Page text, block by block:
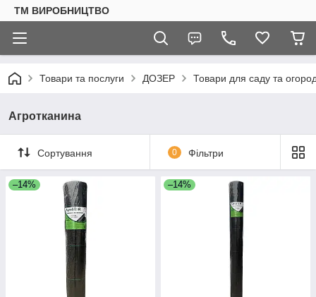
ТМ ВИРОБНИЦТВО
Товари та послуги ДОЗЕР Товари для саду та
Агротканина
Сортування 0 Фільтри
–14% –14%